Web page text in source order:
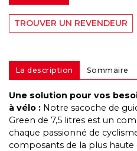
TROUVER UN REVENDEUR
La description Sommaire
Une solution pour vos
à vélo : Notre sacoche de
Green de 7,5 litres est un
chaque passionné de
composants de la plus